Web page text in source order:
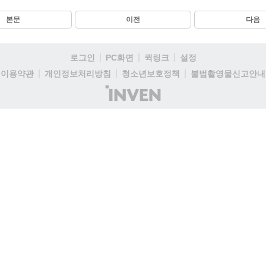
본문 이전 다음
로그인 PC화면 퀵링크
설정
이용약관
개인정보처리방침 청소년보호정책
불법촬영물신고안내
(주)
인